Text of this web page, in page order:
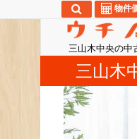
三山木中央の中
物件
三山木